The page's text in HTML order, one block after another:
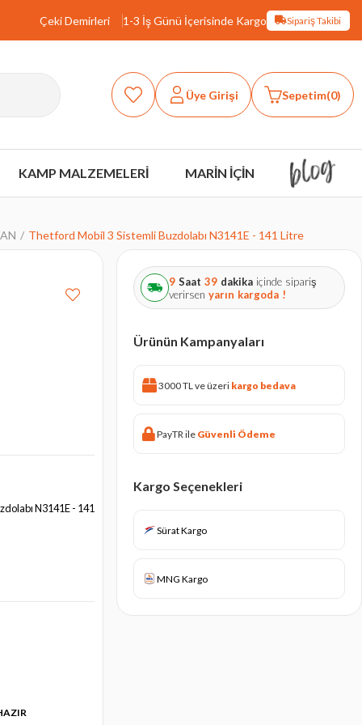
Çeki Demirleri 1-3 İş Günü İçerisinde Kargo Sipariş Takibi
Üye Girişi Sepetim 0
KAMP MALZEMELERİ MARİN İÇİN
Thetford Mobil 3 Sistemli Buzdolabı N3141E - 141 Litre
N3141E - 141
9 Saat 39 dakika içinde sipariş
verirsen yarın kargoda !
Ürünün Kampanyaları
3000 TL ve üzeri kargo bedava
PayTR ile Güvenli Ödeme
Kargo Seçenekleri
Sürat Kargo
MNG Kargo